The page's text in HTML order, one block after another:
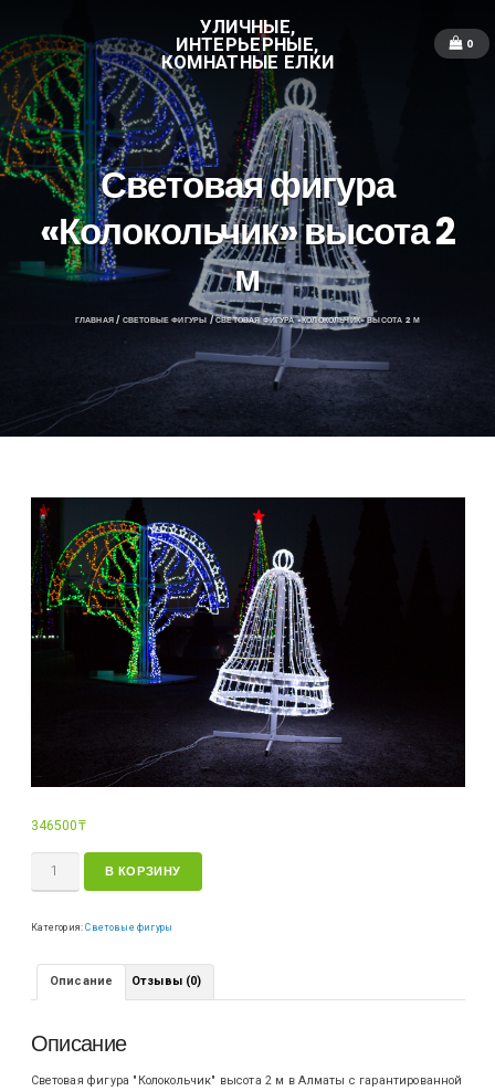
УЛИЧНЫЕ,
ИНТЕРЬЕРНЫЕ,
КОМНАТНЫЕ ЕЛКИ
0
Световая фигура
«Колокольчик» высота 2
м
ГЛАВНАЯ/СВЕТОВЫЕ ФИГУРЫ / СВЕТОВАЯ ФИГУРА «КОЛОКОЛЬЧИК» ВЫСОТА 2 М
346500₸
В КОРЗИНУ
Категория:Световые фигуры
Описание Отзывы (0)
Описание
Световая фигура "Колокольчик" высота 2 м в Алматы с гарантированной